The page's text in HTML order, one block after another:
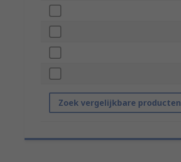
Zoek vergelijkbare producten